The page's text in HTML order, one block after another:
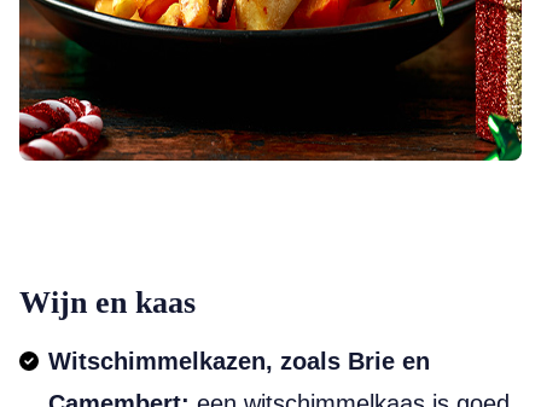
Wijn en kaas
Witschimmelkazen, zoals Brie en